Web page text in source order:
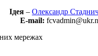
Ідея – Олександр
E-mail:
мережах